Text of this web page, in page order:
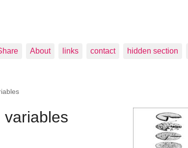
About links contact hidden section
variables